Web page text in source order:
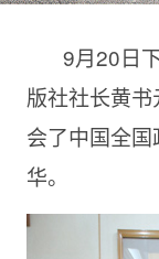
9月20日
版社社长黄
会了中国全
华。